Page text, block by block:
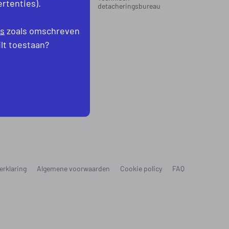
detacheringsbureau
Algemene voorwaarden Cookie policy FAQ
zoals omschreven
toestaan?